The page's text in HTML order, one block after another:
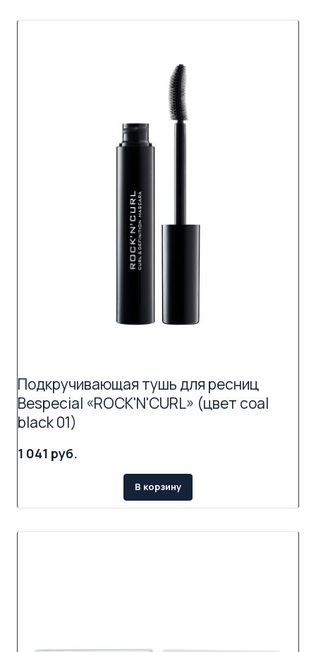
Подкручивающая тушь для ресниц
Bespecial «ROCK'N'CURL» (цвет coal
black 01)
1 041 руб.
В корзину